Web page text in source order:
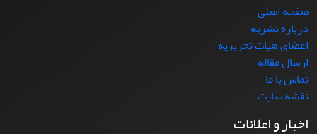
صفحه اصلی
درباره نشریه
اعضای هیات تحریریه
ارسال مقاله
تماس با ما
نقشه سایت
اخبار و اعلانات